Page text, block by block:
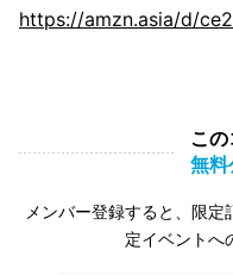
https://amzn.asia/d/
こ
無料
メンバー登録すると、限
定イベントへ